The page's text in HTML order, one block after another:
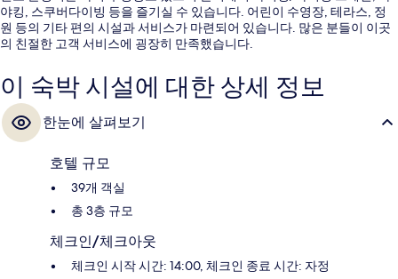
야킹, 스쿠버다이빙 등을 즐기실 수 있습니다. 어린이 수영장, 테라스, 정
원 등의 기타 편의 시설과 서비스가 마련되어 있습니다. 많은 분들이 이곳
의 친절한 고객 서비스에 굉장히 만족했습니다.
이 숙박 시설에 대한 상세 정보
한눈에 살펴보기
호텔 규모
39개 객실
총 3층 규모
체크인/체크아웃
체크인 시작 시간: 14:00, 체크인 종료 시간: 자정